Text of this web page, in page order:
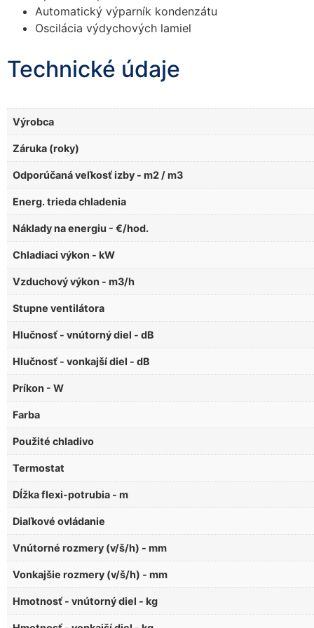
Automatický výparník kondenzátu
Oscilácia výdychových lamiel
Technické údaje
Výrobca
Záruka (roky)
Odporúčaná veľkosť izby - m2 / m3
Energ. trieda chladenia
Náklady na energiu - €/hod.
Chladiaci výkon - kW
Vzduchový výkon - m3/h
Stupne ventilátora
Hlučnosť - vnútorný diel - dB
Hlučnosť - vonkajší diel - dB
Príkon - W
Farba
Použité chladivo
Termostat
Dĺžka flexi-potrubia - m
Diaľkové ovládanie
Vnútorné rozmery (v/š/h) - mm
Vonkajšie rozmery (v/š/h) - mm
Hmotnosť - vnútorný diel - kg